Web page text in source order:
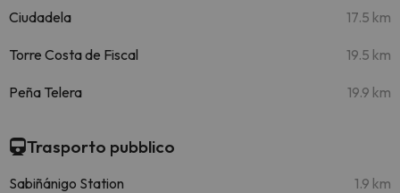
Ciudadela 17.5 km
Torre Costa de Fiscal 19.5 km
Peña Telera 19.9 km
Trasporto pubblico
Sabiñánigo Station 1.9 km